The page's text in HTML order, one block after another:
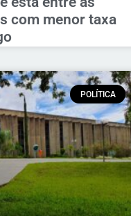
com menor taxa
POLÍTICA